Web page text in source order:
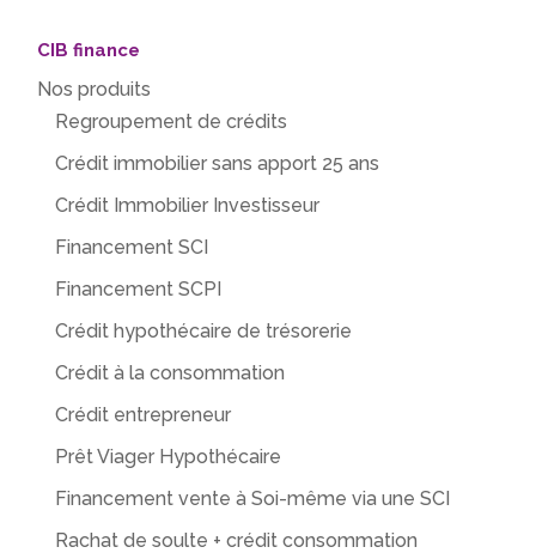
CIB finance
Nos produits
Regroupement de crédits
Crédit immobilier sans apport 25 ans
Crédit Immobilier Investisseur
Financement SCI
Financement SCPI
Crédit hypothécaire de trésorerie
Crédit à la consommation
Crédit entrepreneur
Prêt Viager Hypothécaire
Financement vente à Soi-même via une SCI
Rachat de soulte + crédit consommation